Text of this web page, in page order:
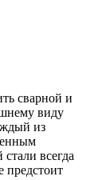
сварной и
виду
из
всегда
предстоит